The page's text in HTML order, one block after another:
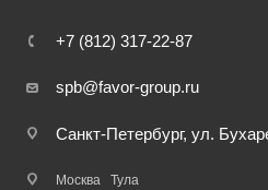
+7 (812) 317-22-87
spb@favor-group.ru
Санкт-Петербург, ул.
Москва Тула